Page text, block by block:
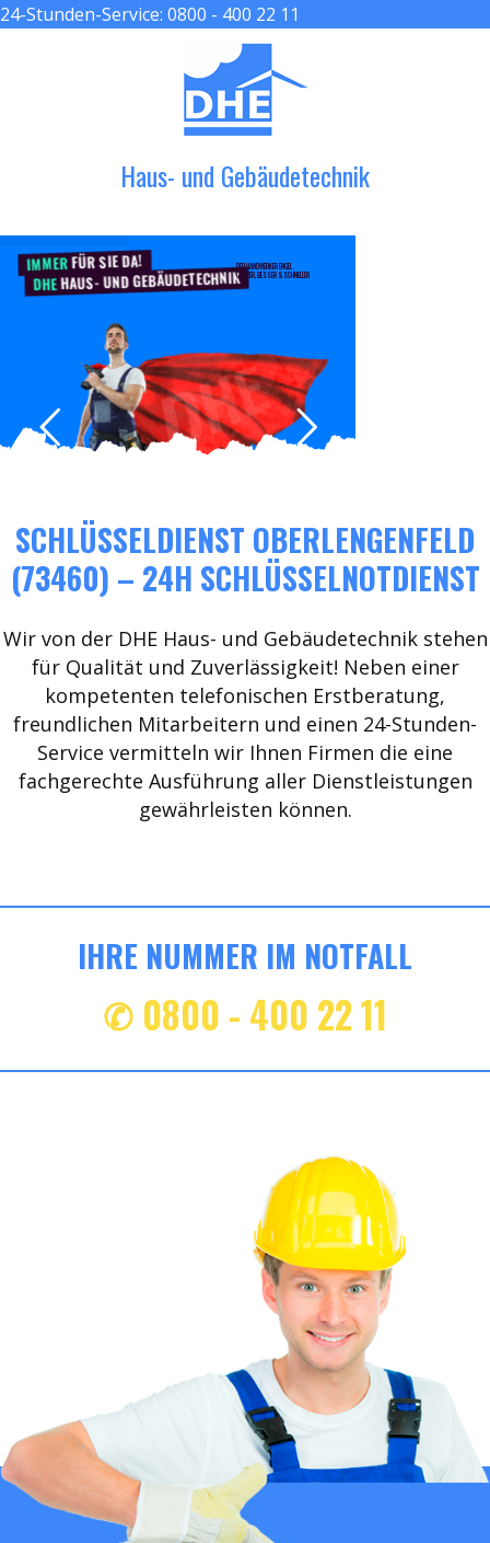
24-Stunden-Service: 0800 - 400 22 11
Haus- und Gebäudetechnik
IMMERFÜR SIE DA!
DHEHAUS- UND GEBÄUDETECHNIK
DER HANDWERKER ENGEL
GRÖßER, BESSER & SCHNELLER
SCHLÜSSELDIENST OBERLENGENFELD
(73460) – 24H SCHLÜSSELNOTDIENST
Wir von der DHE Haus- und Gebäudetechnik stehen
für Qualität und Zuverlässigkeit! Neben einer
kompetenten telefonischen Erstberatung,
freundlichen Mitarbeitern und einen 24-Stunden-
Service vermitteln wir Ihnen Firmen die eine
fachgerechte Ausführung aller Dienstleistungen
gewährleisten können.
IHRE NUMMER IM NOTFALL
✆ 0800 - 400 22 11